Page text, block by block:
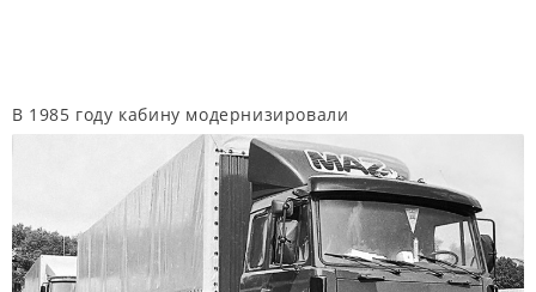
В 1985 году кабину модернизировали